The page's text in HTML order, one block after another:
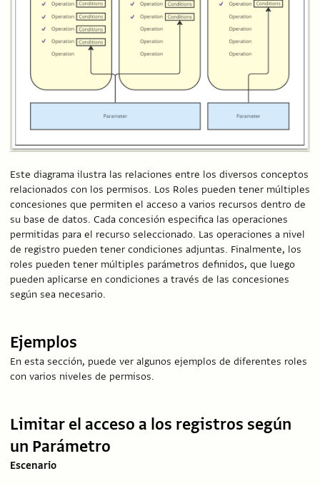
Este diagrama ilustra las relaciones entre los diversos conceptos
relacionados con los permisos. Los Roles pueden tener múltiples
concesiones que permiten el acceso a varios recursos dentro de
su base de datos. Cada concesión especifica las operaciones
permitidas para el recurso seleccionado. Las operaciones a nivel
de registro pueden tener condiciones adjuntas. Finalmente, los
roles pueden tener múltiples parámetros definidos, que luego
pueden aplicarse en condiciones a través de las concesiones
según sea necesario.
Ejemplos
En esta sección, puede ver algunos ejemplos de diferentes roles
con varios niveles de permisos.
Limitar el acceso a los registros según
un Parámetro
Escenario